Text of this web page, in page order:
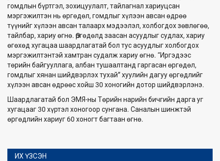
гомдлын бүртгэл, зохицуулалт, тайлагнал хариуцсан
мэргэжилтэн нь өргөдөл, гомдлыг хүлээн авсан өдрөө
түүнийг хүлээн авсан талаарх мэдээлэл, холбогдох зөвлөгөө,
тайлбар, хариу өгнө. Өргөдөлд заасан асуудлыг судлах, хариу
өгөхөд хугацаа шаардлагатай бол тус асуудлыг холбогдох
мэргэжилтэнтэй хамтран судалж хариу өгнө. “Иргэдээс
төрийн байгууллага, албан тушаалтанд гаргасан өргөдөл,
гомдлыг хянан шийдвэрлэх тухай” хуулийн дагуу өргөдлийг
хүлээн авсан өдрөөс хойш 30 хоногийн дотор шийдвэрлэнэ.
Шаардлагатай бол ЭМЯ-ны Төрийн нарийн бичгийн дарга уг
хугацааг 30 хүртэл хоногоор сунгана. Саналын шинжтэй
өргөдлийн хариуг 60 хоногт багтаан өгнө.
ИХ ҮЗСЭН